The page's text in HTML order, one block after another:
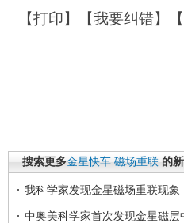
【打印】【我要纠错】【
搜索更多金星快车 磁场重联 的
我科学家发现金星磁场重联现象
中奥美科学家首次发现金星磁层